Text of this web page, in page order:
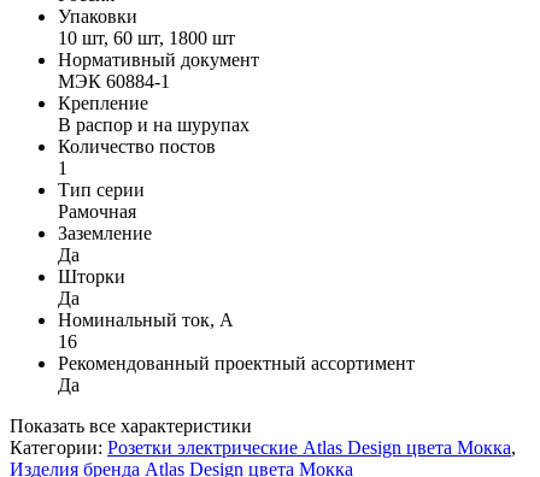
Упаковки
10 шт, 60 шт, 1800 шт
Нормативный документ
МЭК 60884-1
Крепление
В распор и на шурупах
Количество постов
1
Тип серии
Рамочная
Заземление
Да
Шторки
Да
Номинальный ток, А
16
Рекомендованный проектный ассортимент
Да
Показать все характеристики
Категории: Розетки электрические Atlas Design цвета Мокка,
Изделия бренда Atlas Design цвета Мокка